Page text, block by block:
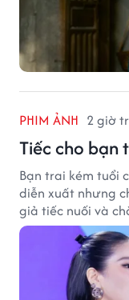
PHIM ẢNH 2 giờ
Tiếc cho bạn
Bạn trai kém tuổi
diễn xuất nhưng
giả tiếc nuối và